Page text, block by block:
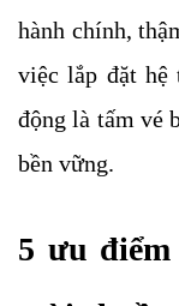
hành chính,
việc lắp đặt
động là tấm vé
bền vững.
5 ưu